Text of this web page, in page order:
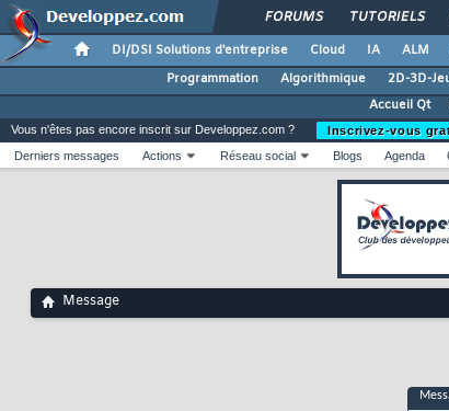
FORUMS TUTORIELS
DI/DSI Solutions d'entreprise Cloud IA ALM
Programmation
Algorithmique 2D-3D-
Accueil Qt
Vous n'êtes pas encore inscrit sur Developpez.com ?
Inscrivez-vous
Derniers messages
Actions Réseau social Blogs Agenda
Message